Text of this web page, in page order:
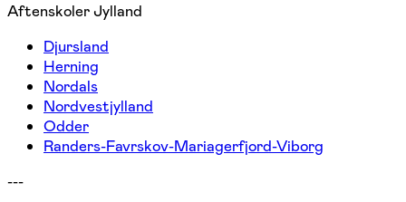
Aftenskoler Jylland
Djursland
Herning
Nordals
Nordvestjylland
Odder
Randers-Favrskov-Mariagerfjord-Viborg
---